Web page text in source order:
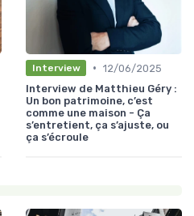
Interview • 12/06/2025
Interview de Matthieu Géry :
Un bon patrimoine, c’est
comme une maison - Ça
s’entretient, ça s’ajuste, ou
ça s’écroule